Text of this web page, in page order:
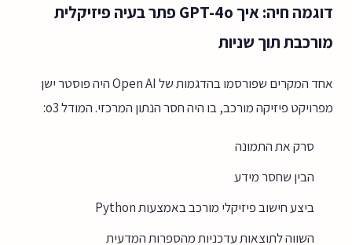
דוגמה חיה: איך GPT-4o פתר בעיה פיזיקלית
מורכבת תוך שניות
אחד המקרים שפורסמו בהדגמות של Open AI היה פוסטר ישן
מפרויקט פיזיקה מורכב, בו היה חסר הנתון המרכזי. המודל o3:
סרק את התמונה
הבין שחסר מידע
ביצע חישוב פיזיקלי מורכב באמצעות Python
השווה לתוצאות עדכניות מהספרות המדעית